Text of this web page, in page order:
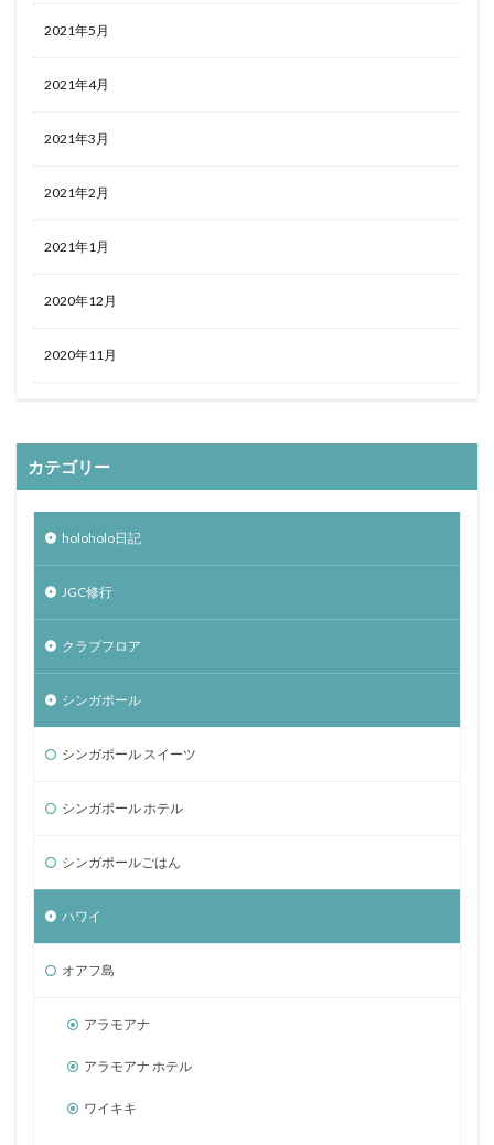
2021年5月
2021年4月
2021年3月
2021年2月
2021年1月
2020年12月
2020年11月
カテゴリー
holoholo日記
JGC修行
クラブフロア
シンガポール
シンガポール スイーツ
シンガポール ホテル
シンガポールごはん
ハワイ
オアフ島
アラモアナ
アラモアナ ホテル
ワイキキ